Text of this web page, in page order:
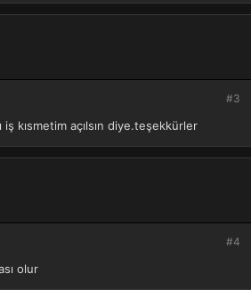
#3
kısmetim açılsın diye.teşekkürler
#4
olur